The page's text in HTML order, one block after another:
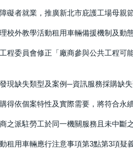
礙者就業，推廣新北市庇護工場母親
校外教學活動租用車輛備援機制及動
程委員會修正「廠商參與公共工程可
發現缺失類型及案例─資訊服務採購缺
得依個案特性及實際需要，將符合永
之派駐勞工於同一機關服務且未中斷
租用車輛應行注意事項第3點第3項疑